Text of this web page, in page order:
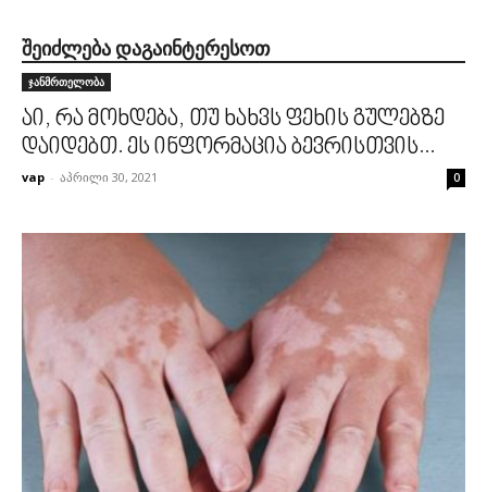
ᲨᲔᲘᲫᲚᲔᲑᲐ ᲓᲐᲒᲐᲘᲜᲢᲔᲠᲔᲡᲝᲗ
ჯანმრთელობა
აი, რა მოხდება, თუ ხახვს ფეხის გულებზე
დაიდებთ. ეს ინფორმაცია ბევრისთვის...
vap - აპრილი 30, 2021 0